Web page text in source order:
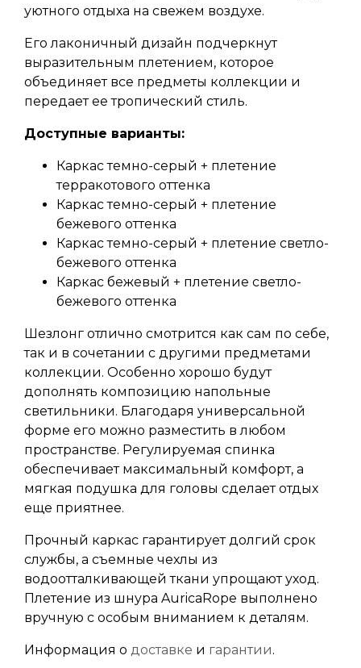
уютного отдыха на свежем воздухе.
Его лаконичный дизайн подчеркнут
выразительным плетением, которое
объединяет все предметы коллекции и
передает ее тропический стиль.
Доступные варианты:
Каркас темно-серый + плетение
терракотового оттенка
Каркас темно-серый + плетение
бежевого оттенка
Каркас темно-серый + плетение светло-
бежевого оттенка
Каркас бежевый + плетение светло-
бежевого оттенка
Шезлонг отлично смотрится как сам по себе,
так и в сочетании с другими предметами
коллекции. Особенно хорошо будут
дополнять композицию напольные
светильники. Благодаря универсальной
форме его можно разместить в любом
пространстве. Регулируемая спинка
обеспечивает максимальный комфорт, а
мягкая подушка для головы сделает отдых
еще приятнее.
Прочный каркас гарантирует долгий срок
службы, а съемные чехлы из
водоотталкивающей ткани упрощают уход.
Плетение из шнура AuricaRope выполнено
вручную с особым вниманием к деталям.
Информация о доставке и гарантии.